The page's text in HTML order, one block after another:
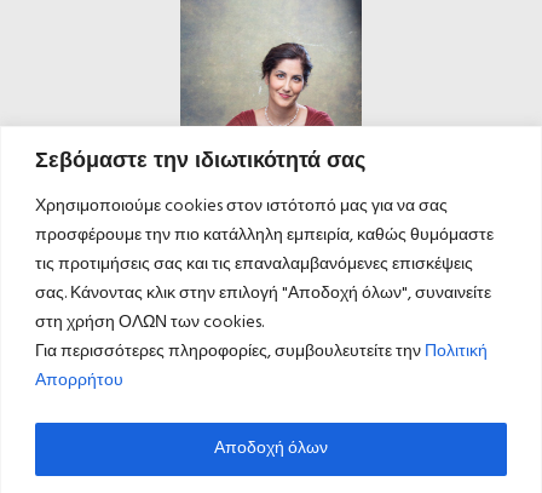
Σεβόμαστε την ιδιωτικότητά σας
Χρησιμοποιούμε cookies στον ιστότοπό μας για να σας
προσφέρουμε την πιο κατάλληλη εμπειρία, καθώς θυμόμαστε
τις προτιμήσεις σας και τις επαναλαμβανόμενες επισκέψεις
σας. Κάνοντας κλικ στην επιλογή "Αποδοχή όλων", συναινείτε
στη χρήση ΟΛΩΝ των cookies.
Για περισσότερες πληροφορίες, συμβουλευτείτε τηνΠολιτική
Απορρήτου
Αποδοχή όλων